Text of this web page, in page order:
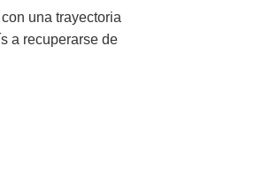
una trayectoria
a recuperarse de